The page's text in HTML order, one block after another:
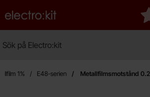
Startsidan för Electro:kit
1% E48-serien Metallfilmsmotstånd